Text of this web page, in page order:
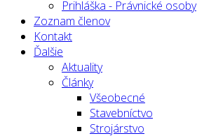
Prihláška - Právnické osoby
Zoznam členov
Kontakt
Ďalšie
Aktuality
Články
Všeobecné
Stavebníctvo
Strojárstvo